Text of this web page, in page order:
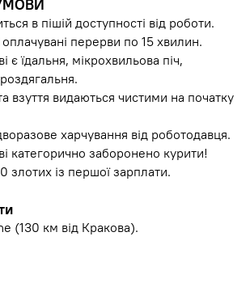
в пішій доступності від роботи.
оплачувані перерви по 15 хвилин.
є їдальня, мікрохвильова піч,
взуття видаються чистими на початку
харчування від роботодавця.
категорично заборонено курити!
злотих із першої зарплати.
(130 км від Кракова).